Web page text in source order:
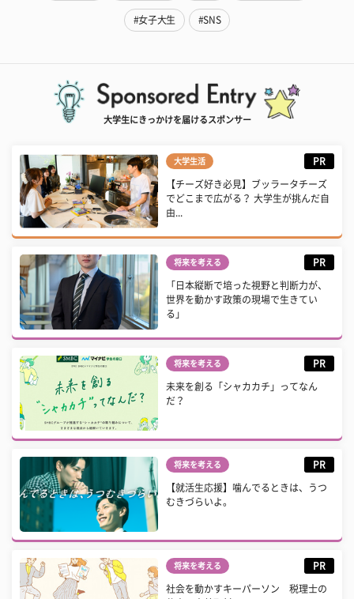
#女子大生 #SNS
大学生にきっかけを届けるスポンサー
大学生活 PR
【チーズ好き必見】ブッラータチーズ
でどこまで広がる？ 大学生が挑んだ自
由...
将来を考える PR
「日本縦断で培った視野と判断力が、
世界を動かす政策の現場で生きてい
る」
将来を考える PR
未来を創る「シャカカチ」ってなん
だ？
将来を考える PR
【就活生応援】噛んでるときは、うつ
むきづらいよ。
将来を考える PR
社会を動かすキーパーソン 税理士の